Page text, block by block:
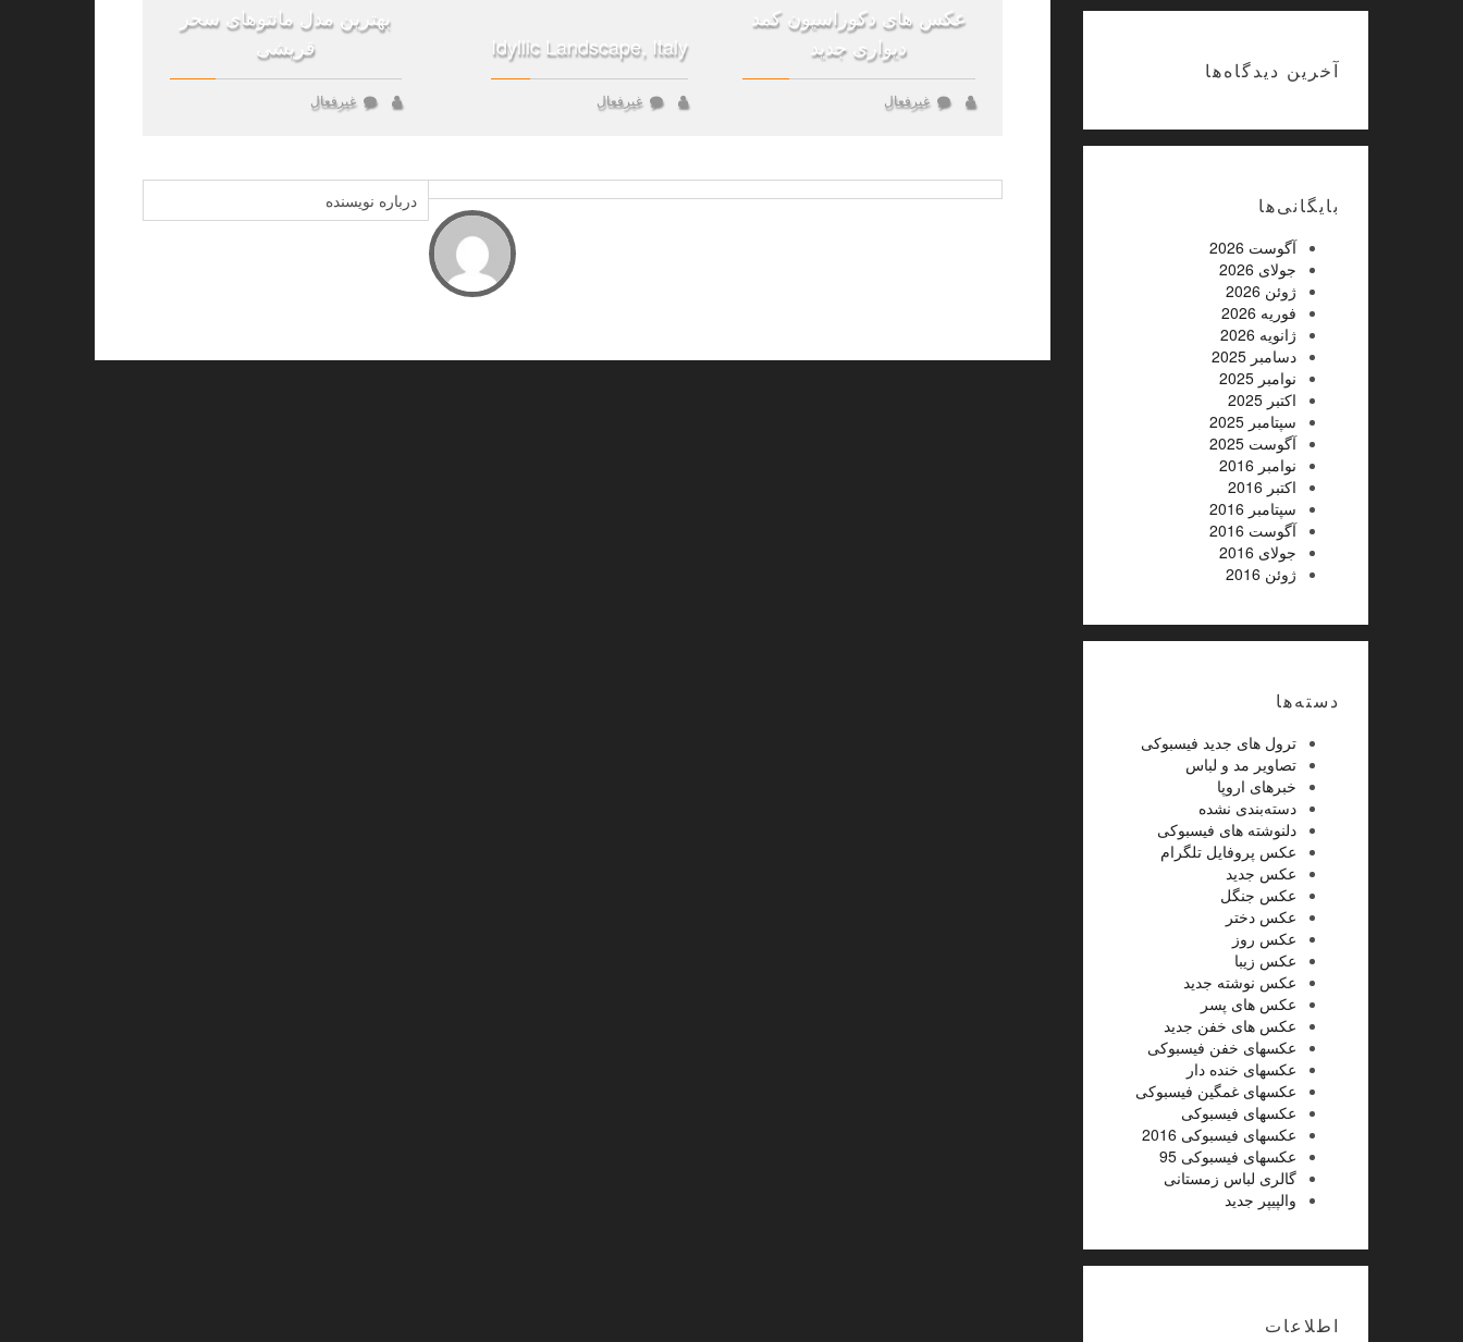
بهترین مدل مانتوهای سحر
قریشی
غیرفعال
Idyllic Landscape, Italy
غیرفعال
عکس های دکوراسیون کمد
دیواری جدید
غیرفعال
های روز مانتو تابستانه زنانه
دلچسب از
درباره نویسنده
آخرین دیدگاه‌ها
بایگانی‌ها
آگوست 2026
جولای 2026
ژوئن 2026
فوریه 2026
ژانویه 2026
دسامبر 2025
نوامبر 2025
اکتبر 2025
سپتامبر 2025
آگوست 2025
نوامبر 2016
اکتبر 2016
سپتامبر 2016
آگوست 2016
جولای 2016
ژوئن 2016
دسته‌ها
ترول های جدید فیسبوکی
تصاویر مد و لباس
خبرهای اروپا
دسته‌بندی نشده
دلنوشته های فیسبوکی
عکس پروفایل تلگرام
عکس جدید
عکس جنگل
عکس دختر
عکس روز
عکس زیبا
عکس نوشته جدید
عکس های پسر
عکس های خفن جدید
عکسهای خفن فیسبوکی
عکسهای خنده دار
عکسهای غمگین فیسبوکی
عکسهای فیسبوکی
عکسهای فیسبوکی 2016
عکسهای فیسبوکی 95
گالری لباس زمستانی
والپیپر جدید
اطلاعات